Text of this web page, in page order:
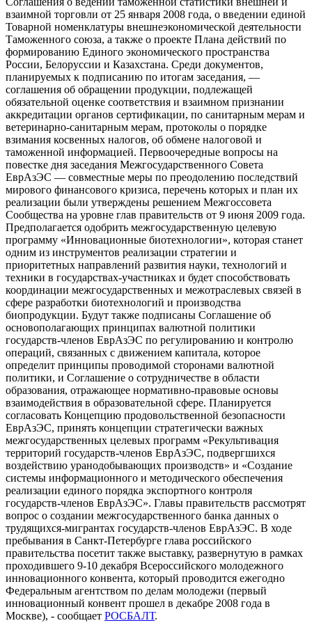
взаимной торговли от 25 января 2008 года, о введении единой
Товарной номенклатуры внешнеэкономической деятельности
Таможенного союза, а также о проекте Плана действий по
формированию Единого экономического пространства
России, Белоруссии и Казахстана. Среди документов,
планируемых к подписанию по итогам заседания, —
соглашения об обращении продукции, подлежащей
обязательной оценке соответствия и взаимном признании
аккредитации органов сертификации, по санитарным мерам и
ветеринарно-санитарным мерам, протоколы о порядке
взимания косвенных налогов, об обмене налоговой и
таможенной информацией. Первоочередные вопросы на
повестке дня заседания Межгосударственного Совета
ЕврАзЭС — совместные меры по преодолению последствий
мирового финансового кризиса, перечень которых и план их
реализации были утверждены решением Межгоссовета
Сообщества на уровне глав правительств от 9 июня 2009 года.
Предполагается одобрить межгосударственную целевую
программу «Инновационные биотехнологии», которая станет
одним из инструментов реализации стратегии и
приоритетных направлений развития науки, технологий и
техники в государствах-участниках и будет способствовать
координации межгосударственных и межотраслевых связей в
сфере разработки биотехнологий и производства
биопродукции. Будут также подписаны Соглашение об
основополагающих принципах валютной политики
государств-членов ЕврАзЭС по регулированию и контролю
операций, связанных с движением капитала, которое
определит принципы проводимой сторонами валютной
политики, и Соглашение о сотрудничестве в области
образования, отражающее нормативно-правовые основы
взаимодействия в образовательной сфере. Планируется
согласовать Концепцию продовольственной безопасности
ЕврАзЭС, принять концепции стратегически важных
межгосударственных целевых программ «Рекультивация
территорий государств-членов ЕврАзЭС, подвергшихся
воздействию уранодобывающих производств» и «Создание
системы информационного и методического обеспечения
реализации единого порядка экспортного контроля
государств-членов ЕврАзЭС». Главы правительств рассмотрят
вопрос о создании межгосударственного банка данных о
трудящихся-мигрантах государств-членов ЕврАзЭС. В ходе
пребывания в Санкт-Петербурге глава российского
правительства посетит также выставку, развернутую в рамках
проходившего 9-10 декабря Всероссийского молодежного
инновационного конвента, который проводится ежегодно
Федеральным агентством по делам молодежи (первый
инновационный конвент прошел в декабре 2008 года в
Москве), - сообщает РОСБАЛТ.